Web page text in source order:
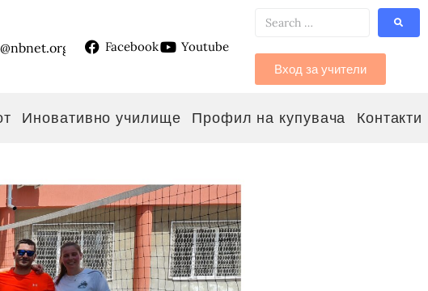
Facebook Youtube
Вход за учители
Иновативно училище Профил на купувача Контакти